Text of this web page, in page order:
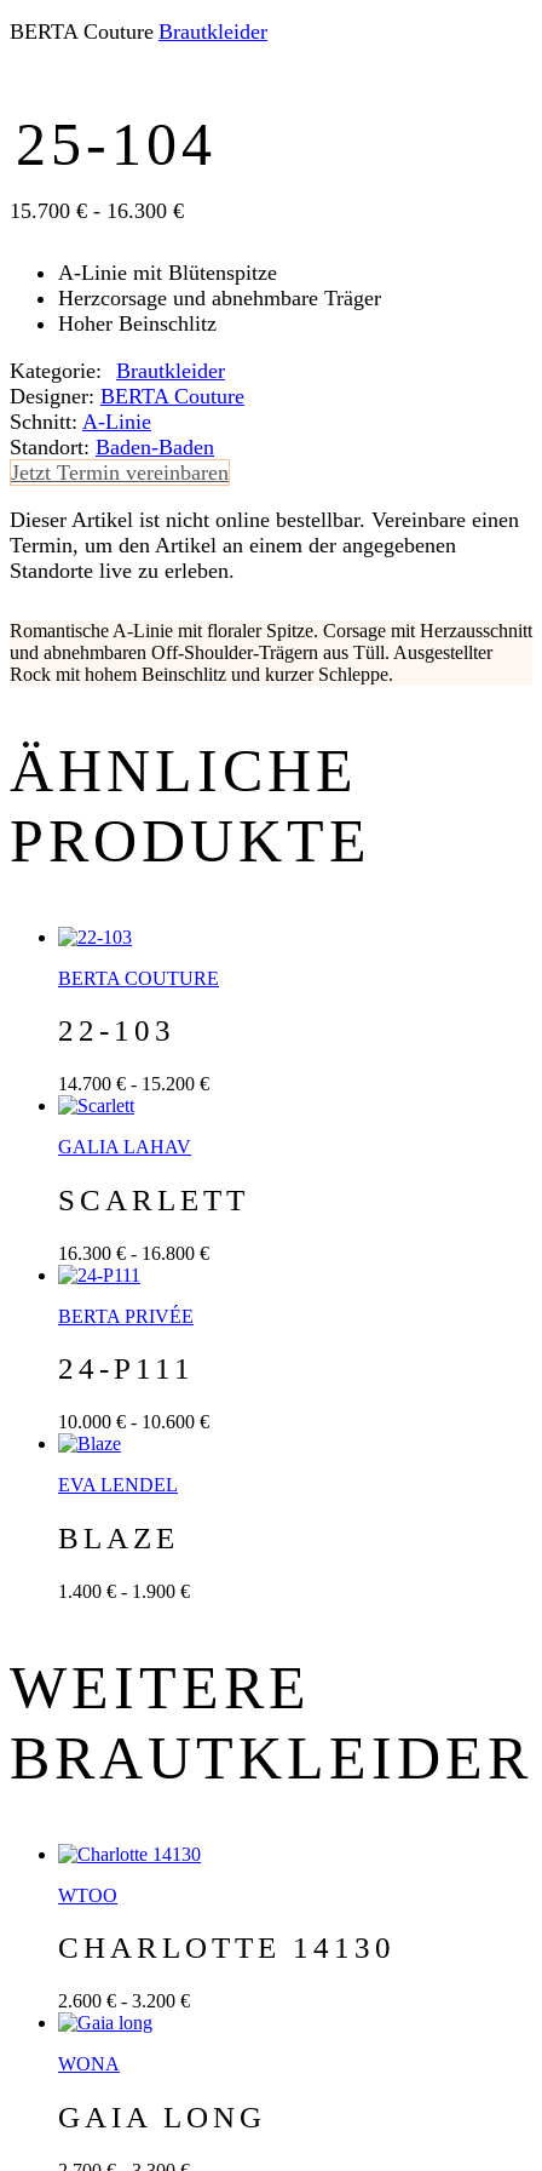
BERTA Couture Braut­kleider
25-104
15.700 € - 16.300 €
A-Linie mit Blütenspitze
Herzcorsage und abnehmbare Träger
Hoher Beinschlitz
Kategorie:
Braut­kleider
Designer: BERTA Couture
Schnitt: A-Linie
Standort: Baden-Baden
Jetzt Termin vereinbaren
Dieser Artikel ist nicht online bestellbar. Vereinbare einen
Termin, um den Artikel an einem der angegebenen
Standorte live zu erleben.
Romantische A-Linie mit floraler Spitze. Corsage mit Herzausschnitt
und abnehmbaren Off-Shoulder-Trägern aus Tüll. Ausgestellter
Rock mit hohem Beinschlitz und kurzer Schleppe.
ÄHNLICHE
PRODUKTE
BERTA COUTURE
22-103
14.700 € - 15.200 €
GALIA LAHAV
SCARLETT
16.300 € - 16.800 €
BERTA PRIVÉE
24-P111
10.000 € - 10.600 €
EVA LENDEL
BLAZE
1.400 € - 1.900 €
WEITERE
BRAUT­KLEIDER
WTOO
CHARLOTTE 14130
2.600 € - 3.200 €
WONA
GAIA LONG